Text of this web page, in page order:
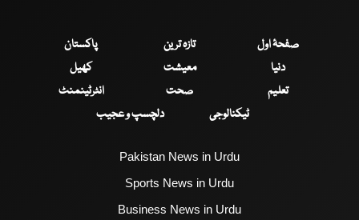
صفحۂ اول تازہ ترین
پاکستان
دنیا
معیشت
کھیل
تعلیم
صحت
انٹرٹینمنٹ
ٹیکنالوجی
دلچسپ و عجیب
Pakistan News in Urdu
Sports News in Urdu
Business News in Urdu